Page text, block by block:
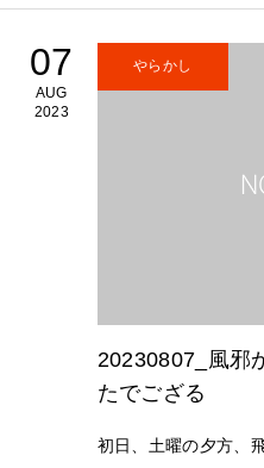
07
AUG
2023
やらかし
20230807_風邪
たでござる
初日、土曜の夕方、